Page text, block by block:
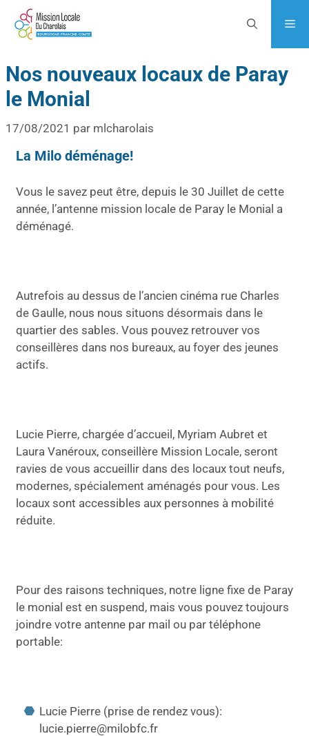
Nos nouveaux locaux de Paray
le Monial
17/08/2021 par mlcharolais
La Milo déménage!
Vous le savez peut être, depuis le 30 Juillet de cette
année, l’antenne mission locale de Paray le Monial a
déménagé.
Autrefois au dessus de l’ancien cinéma rue Charles
de Gaulle, nous nous situons désormais dans le
quartier des sables. Vous pouvez retrouver vos
conseillères dans nos bureaux, au foyer des jeunes
actifs.
Lucie Pierre, chargée d’accueil, Myriam Aubret et
Laura Vanéroux, conseillère Mission Locale, seront
ravies de vous accueillir dans des locaux tout neufs,
modernes, spécialement aménagés pour vous. Les
locaux sont accessibles aux personnes à mobilité
réduite.
Pour des raisons techniques, notre ligne fixe de Paray
le monial est en suspend, mais vous pouvez toujours
joindre votre antenne par mail ou par téléphone
portable:
Lucie Pierre (prise de rendez vous):
lucie.pierre@milobfc.fr